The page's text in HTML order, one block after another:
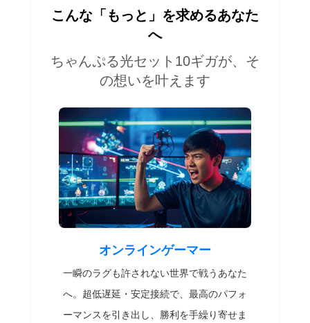
こんな「もっと」を求めるあなた
へ
ちゃんぷる光セット10ギガが、そ
の想いを叶えます
オンラインゲーマー
一瞬のラグも許されない世界で戦うあなた
へ。超低遅延・安定接続で、最高のパフォ
ーマンスを引き出し、勝利を手繰り寄せま